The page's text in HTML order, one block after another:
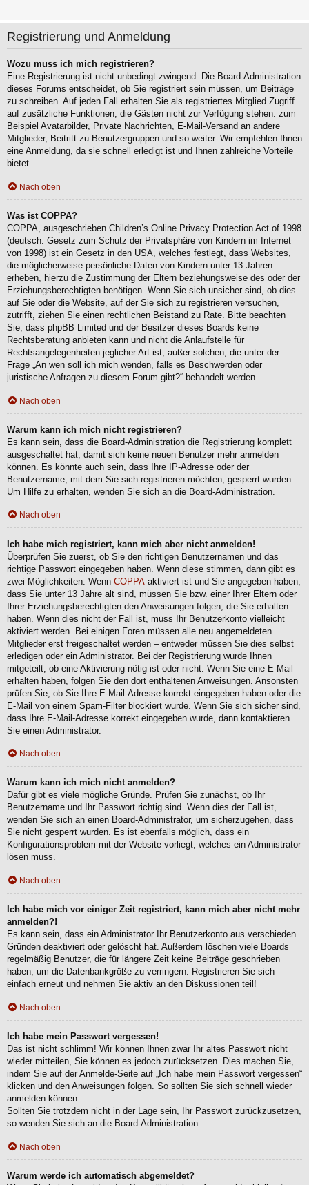
Registrierung und Anmeldung
Wozu muss ich mich registrieren?
Eine Registrierung ist nicht unbedingt zwingend. Die Board-Administration
dieses Forums entscheidet, ob Sie registriert sein müssen, um Beiträge
zu schreiben. Auf jeden Fall erhalten Sie als registriertes Mitglied Zugriff
auf zusätzliche Funktionen, die Gästen nicht zur Verfügung stehen: zum
Beispiel Avatarbilder, Private Nachrichten, E-Mail-Versand an andere
Mitglieder, Beitritt zu Benutzergruppen und so weiter. Wir empfehlen Ihnen
eine Anmeldung, da sie schnell erledigt ist und Ihnen zahlreiche Vorteile
bietet.
Nach oben
Was ist COPPA?
COPPA, ausgeschrieben Children’s Online Privacy Protection Act of 1998
(deutsch: Gesetz zum Schutz der Privatsphäre von Kindern im Internet
von 1998) ist ein Gesetz in den USA, welches festlegt, dass Websites,
die möglicherweise persönliche Daten von Kindern unter 13 Jahren
erheben, hierzu die Zustimmung der Eltern beziehungsweise des oder der
Erziehungsberechtigten benötigen. Wenn Sie sich unsicher sind, ob dies
auf Sie oder die Website, auf der Sie sich zu registrieren versuchen,
zutrifft, ziehen Sie einen rechtlichen Beistand zu Rate. Bitte beachten
Sie, dass phpBB Limited und der Besitzer dieses Boards keine
Rechtsberatung anbieten kann und nicht die Anlaufstelle für
Rechtsangelegenheiten jeglicher Art ist; außer solchen, die unter der
Frage „An wen soll ich mich wenden, falls es Beschwerden oder
juristische Anfragen zu diesem Forum gibt?“ behandelt werden.
Nach oben
Warum kann ich mich nicht registrieren?
Es kann sein, dass die Board-Administration die Registrierung komplett
ausgeschaltet hat, damit sich keine neuen Benutzer mehr anmelden
können. Es könnte auch sein, dass Ihre IP-Adresse oder der
Benutzername, mit dem Sie sich registrieren möchten, gesperrt wurden.
Um Hilfe zu erhalten, wenden Sie sich an die Board-Administration.
Nach oben
Ich habe mich registriert, kann mich aber nicht anmelden!
Überprüfen Sie zuerst, ob Sie den richtigen Benutzernamen und das
richtige Passwort eingegeben haben. Wenn diese stimmen, dann gibt es
zwei Möglichkeiten. Wenn COPPA aktiviert ist und Sie angegeben haben,
dass Sie unter 13 Jahre alt sind, müssen Sie bzw. einer Ihrer Eltern oder
Ihrer Erziehungsberechtigten den Anweisungen folgen, die Sie erhalten
haben. Wenn dies nicht der Fall ist, muss Ihr Benutzerkonto vielleicht
aktiviert werden. Bei einigen Foren müssen alle neu angemeldeten
Mitglieder erst freigeschaltet werden – entweder müssen Sie dies selbst
erledigen oder ein Administrator. Bei der Registrierung wurde Ihnen
mitgeteilt, ob eine Aktivierung nötig ist oder nicht. Wenn Sie eine E-Mail
erhalten haben, folgen Sie den dort enthaltenen Anweisungen. Ansonsten
prüfen Sie, ob Sie Ihre E-Mail-Adresse korrekt eingegeben haben oder die
E-Mail von einem Spam-Filter blockiert wurde. Wenn Sie sich sicher sind,
dass Ihre E-Mail-Adresse korrekt eingegeben wurde, dann kontaktieren
Sie einen Administrator.
Nach oben
Warum kann ich mich nicht anmelden?
Dafür gibt es viele mögliche Gründe. Prüfen Sie zunächst, ob Ihr
Benutzername und Ihr Passwort richtig sind. Wenn dies der Fall ist,
wenden Sie sich an einen Board-Administrator, um sicherzugehen, dass
Sie nicht gesperrt wurden. Es ist ebenfalls möglich, dass ein
Konfigurationsproblem mit der Website vorliegt, welches ein Administrator
lösen muss.
Nach oben
Ich habe mich vor einiger Zeit registriert, kann mich aber nicht mehr
anmelden?!
Es kann sein, dass ein Administrator Ihr Benutzerkonto aus verschieden
Gründen deaktiviert oder gelöscht hat. Außerdem löschen viele Boards
regelmäßig Benutzer, die für längere Zeit keine Beiträge geschrieben
haben, um die Datenbankgröße zu verringern. Registrieren Sie sich
einfach erneut und nehmen Sie aktiv an den Diskussionen teil!
Nach oben
Ich habe mein Passwort vergessen!
Das ist nicht schlimm! Wir können Ihnen zwar Ihr altes Passwort nicht
wieder mitteilen, Sie können es jedoch zurücksetzen. Dies machen Sie,
indem Sie auf der Anmelde-Seite auf „Ich habe mein Passwort vergessen“
klicken und den Anweisungen folgen. So sollten Sie sich schnell wieder
anmelden können.
Sollten Sie trotzdem nicht in der Lage sein, Ihr Passwort zurückzusetzen,
so wenden Sie sich an die Board-Administration.
Nach oben
Warum werde ich automatisch abgemeldet?